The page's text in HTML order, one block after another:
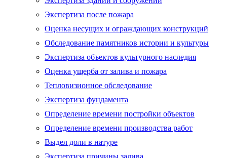
Экспертиза после пожара
Оценка несущих и ограждающих конструкций
Обследование памятников истории и культуры
Экспертиза объектов культурного наследия
Оценка ущерба от залива и пожара
Тепловизионное обследование
Экспертиза фундамента
Определение времени постройки объектов
Определение времени производства работ
Выдел доли в натуре
Экспертиза причины залива